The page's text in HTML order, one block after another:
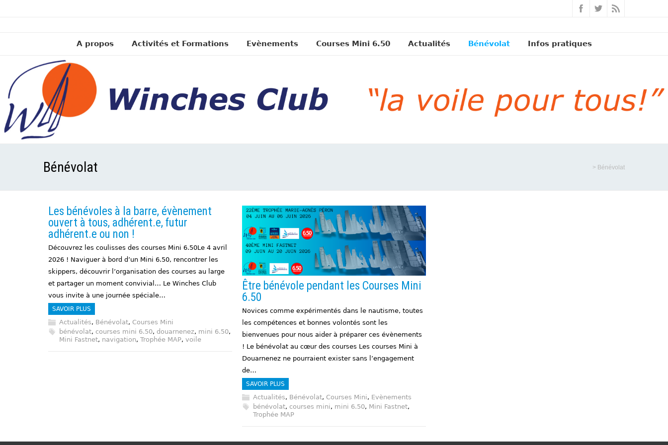
A propos Activités et Formations Evènements Courses Mini 6.50 Actualités Bénévolat Infos pratiques
Bénévolat > Bénévolat
Les bénévoles à la barre, évènement
ouvert à tous, adhérent.e, futur
adhérent.e ou non !
Découvrez les coulisses des courses Mini 6.50Le 4 avril
2026 ! Naviguer à bord d’un Mini 6.50, rencontrer les
skippers, découvrir l’organisation des courses au large
et partager un moment convivial… Le Winches Club
vous invite à une journée spéciale…
SAVOIR PLUS
Actualités, Bénévolat, Courses Mini
bénévolat, courses mini 6.50, douarnenez, mini 6.50,
Mini Fastnet, navigation, Trophée MAP, voile
Être bénévole pendant les Courses Mini
6.50
Novices comme expérimentés dans le nautisme, toutes
les compétences et bonnes volontés sont les
bienvenues pour nous aider à préparer ces évènements
! Le bénévolat au cœur des courses Les courses Mini à
Douarnenez ne pourraient exister sans l’engagement
de…
SAVOIR PLUS
Actualités, Bénévolat, Courses Mini, Evènements
bénévolat, courses mini, mini 6.50, Mini Fastnet,
Trophée MAP